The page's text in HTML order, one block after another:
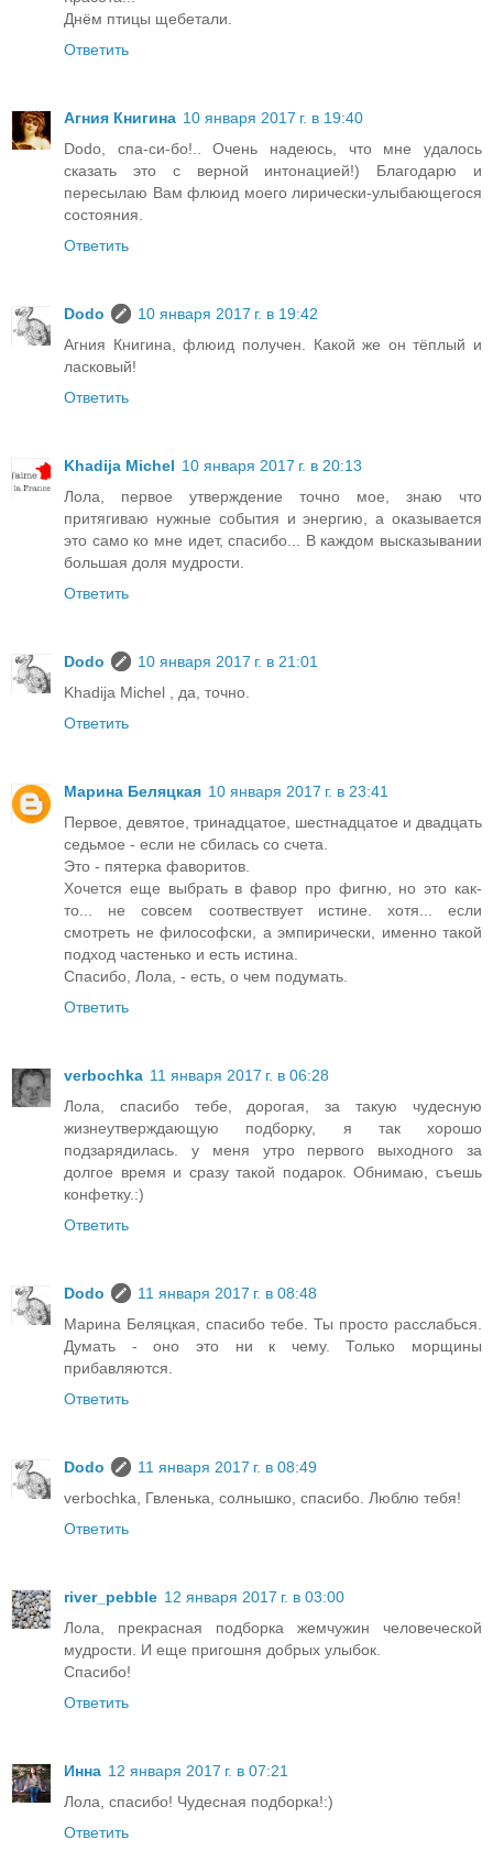
Днём птицы щебетали.
Ответить
Агния Книгина 10 января 2017 г. в 19:40
Dodo, спа-си-бо!.. Очень надеюсь, что мне удалось
сказать это с верной интонацией!) Благодарю и
пересылаю Вам флюид моего лирически-улыбающегося
состояния.
Ответить
Dodo
10 января 2017 г. в 19:42
Агния Книгина, флюид получен. Какой же он тёплый и
ласковый!
Ответить
Khadija Michel 10 января 2017 г. в 20:13
Лола, первое утверждение точно мое, знаю что
притягиваю нужные события и энергию, а оказывается
это само ко мне идет, спасибо... В каждом высказывании
большая доля мудрости.
Ответить
Dodo
10 января 2017 г. в 21:01
Khadija Michel , да, точно.
Ответить
Марина Беляцкая 10 января 2017 г. в 23:41
Первое, девятое, тринадцатое, шестнадцатое и двадцать
седьмое - если не сбилась со счета.
Это - пятерка фаворитов.
Хочется еще выбрать в фавор про фигню, но это как-
то... не совсем соотвествует истине. хотя... если
смотреть не философски, а эмпирически, именно такой
подход частенько и есть истина.
Спасибо, Лола, - есть, о чем подумать.
Ответить
verbochka 11 января 2017 г. в 06:28
Лола, спасибо тебе, дорогая, за такую чудесную
жизнеутверждающую подборку, я так хорошо
подзарядилась. у меня утро первого выходного за
долгое время и сразу такой подарок. Обнимаю, съешь
конфетку.:)
Ответить
Dodo
11 января 2017 г. в 08:48
Марина Беляцкая, спасибо тебе. Ты просто расслабься.
Думать - оно это ни к чему. Только морщины
прибавляются.
Ответить
Dodo
11 января 2017 г. в 08:49
verbochka, Гвленька, солнышко, спасибо. Люблю тебя!
Ответить
river_pebble 12 января 2017 г. в 03:00
Лола, прекрасная подборка жемчужин человеческой
мудрости. И еще пригошня добрых улыбок.
Спасибо!
Ответить
Инна 12 января 2017 г. в 07:21
Лола, спасибо! Чудесная подборка!:)
Ответить